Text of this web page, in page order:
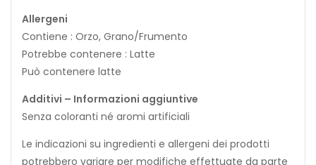
Allergeni
Contiene : Orzo, Grano/Frumento
Potrebbe contenere : Latte
Può contenere latte
Additivi – Informazioni aggiuntive
Senza coloranti né aromi artificiali
Le indicazioni su ingredienti e allergeni dei prodotti
potrebbero variare per modifiche effettuate da parte